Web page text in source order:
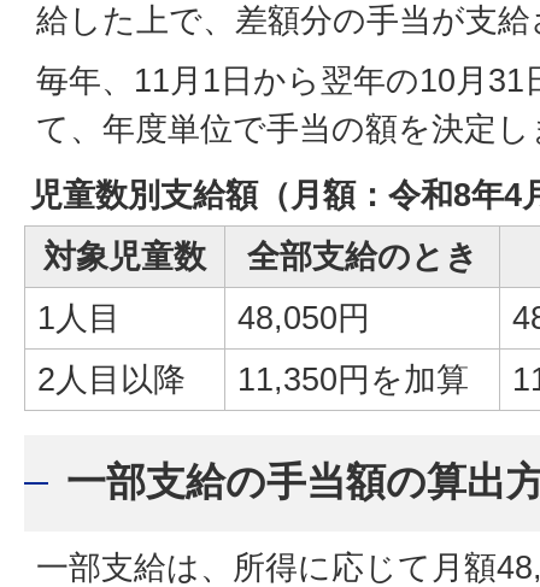
給した上で、差額分の手当が支
毎年、11月1日から翌年の10月
て、年度単位で手当の額を決定
児童数別支給額（月額：令和8年4
対象児童数
全部支給のとき
1人目
48,050円
2人目以降
11,350円を加算
一部支給の手当額の算出
一部支給は、所得に応じて月額